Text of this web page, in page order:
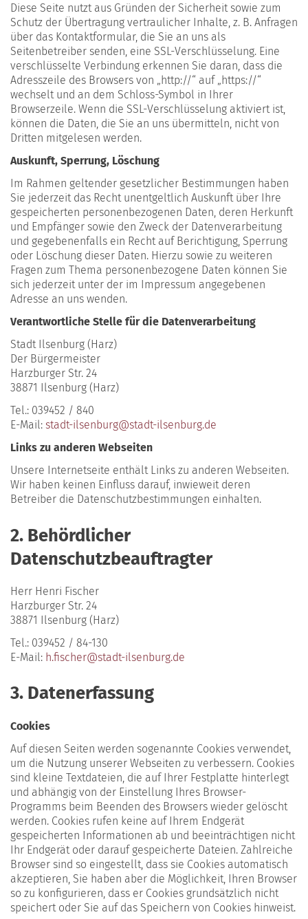
Diese Seite nutzt aus Gründen der Sicherheit sowie zum
Schutz der Übertragung vertraulicher Inhalte, z. B. Anfragen
über das Kontaktformular, die Sie an uns als
Seitenbetreiber senden, eine SSL-Verschlüsselung. Eine
verschlüsselte Verbindung erkennen Sie daran, dass die
Adresszeile des Browsers von „http://“ auf „https://“
wechselt und an dem Schloss-Symbol in Ihrer
Browserzeile. Wenn die SSL-Verschlüsselung aktiviert ist,
können die Daten, die Sie an uns übermitteln, nicht von
Dritten mitgelesen werden.
Auskunft, Sperrung, Löschung
Im Rahmen geltender gesetzlicher Bestimmungen haben
Sie jederzeit das Recht unentgeltlich Auskunft über Ihre
gespeicherten personenbezogenen Daten, deren Herkunft
und Empfänger sowie den Zweck der Datenverarbeitung
und gegebenenfalls ein Recht auf Berichtigung, Sperrung
oder Löschung dieser Daten. Hierzu sowie zu weiteren
Fragen zum Thema personenbezogene Daten können Sie
sich jederzeit unter der im Impressum angegebenen
Adresse an uns wenden.
Verantwortliche Stelle für die Datenverarbeitung
Stadt Ilsenburg (Harz)
Der Bürgermeister
Harzburger Str. 24
38871 Ilsenburg (Harz)
Tel.: 039452 / 840
E-Mail: stadt-ilsenburg@stadt-ilsenburg.de
Links zu anderen Webseiten
Unsere Internetseite enthält Links zu anderen Webseiten.
Wir haben keinen Einfluss darauf, inwieweit deren
Betreiber die Datenschutzbestimmungen einhalten.
2. Behördlicher
Datenschutzbeauftragter
Herr Henri Fischer
Harzburger Str. 24
38871 Ilsenburg (Harz)
Tel.: 039452 / 84-130
E-Mail: h.fischer@stadt-ilsenburg.de
3. Datenerfassung
Cookies
Auf diesen Seiten werden sogenannte Cookies verwendet,
um die Nutzung unserer Webseiten zu verbessern. Cookies
sind kleine Textdateien, die auf Ihrer Festplatte hinterlegt
und abhängig von der Einstellung Ihres Browser-
Programms beim Beenden des Browsers wieder gelöscht
werden. Cookies rufen keine auf Ihrem Endgerät
gespeicherten Informationen ab und beeinträchtigen nicht
Ihr Endgerät oder darauf gespeicherte Dateien. Zahlreiche
Browser sind so eingestellt, dass sie Cookies automatisch
akzeptieren, Sie haben aber die Möglichkeit, Ihren Browser
so zu konfigurieren, dass er Cookies grundsätzlich nicht
speichert oder Sie auf das Speichern von Cookies hinweist.